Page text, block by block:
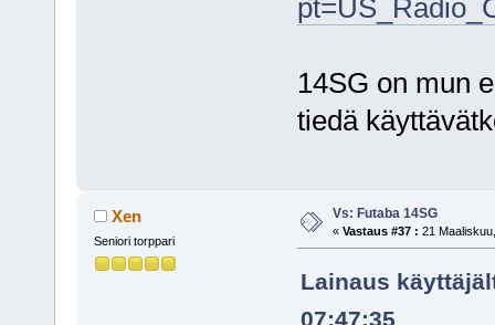
14SG on mun
tiedä
Xen
Seniori torppari
Vs: Futaba 14SG
« Vastaus #37 : 21
Lainaus
07:47:35